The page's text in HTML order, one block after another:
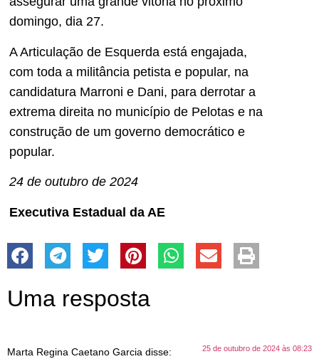
domingo, dia 27.
A Articulação de Esquerda está engajada,
com toda a militância petista e popular, na
candidatura Marroni e Dani, para derrotar a
extrema direita no município de Pelotas e na
construção de um governo democrático e
popular.
24 de outubro de 2024
Executiva Estadual da AE
Uma resposta
Marta Regina Caetano Garcia disse: 25 de outubro de 2024 às 08:23